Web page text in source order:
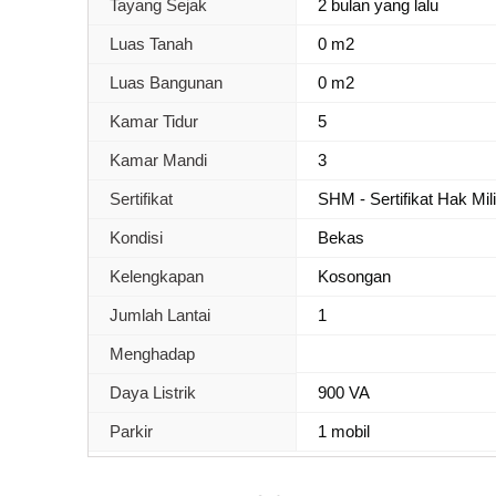
Tayang Sejak 2 bulan yang lalu
Luas Tanah 0 m2
Luas Bangunan 0 m2
Kamar Tidur 5
Kamar Mandi 3
Sertifikat SHM - Sertifikat Hak
Kondisi Bekas
Kelengkapan Kosongan
Jumlah Lantai 1
Menghadap
Daya Listrik 900 VA
Parkir 1 mobil